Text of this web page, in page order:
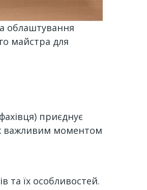
облаштування
майстра для
приєднує
важливим моментом
та їх особливостей.